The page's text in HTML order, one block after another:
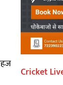
Cricket